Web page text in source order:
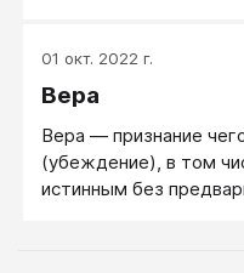
последующего «опыта
опыт). В библеистике
позволяет человеку
естества (например,
водам).
01 окт. 2022 г.
Вера
Вера — признание
(убеждение), в том
истинным без